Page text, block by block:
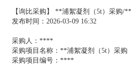
【询比采购】 **浦絮凝剂（5t）采购/
发布时间：2026-03-09 16:32
采购人：****
采购项目名称：**浦絮凝剂（5t）采购
采购项目编号：****